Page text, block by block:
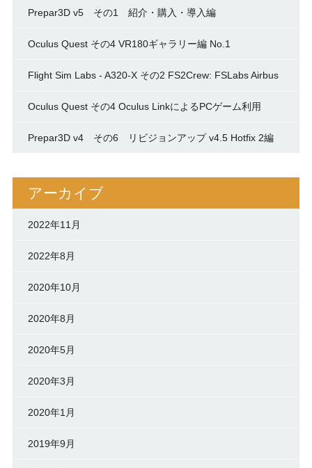
Prepar3D v5 その1 紹介・購入・導入編
Oculus Quest その4 VR180ギャラリー編 No.1
Flight Sim Labs - A320-X その2 FS2Crew: FSLabs Airbus
Oculus Quest その4 Oculus LinkによるPCゲーム利用
Prepar3D v4 その6 リビジョンアップ v4.5 Hotfix 2編
アーカイブ
2022年11月
2022年8月
2020年10月
2020年8月
2020年5月
2020年3月
2020年1月
2019年9月